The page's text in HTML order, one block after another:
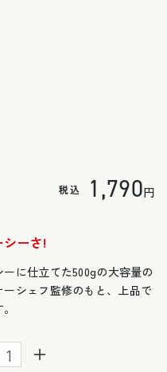
税込
通
価
格
1,790円
ーさ!
に仕立てた500gの大容量の
シェフ監修のもと、上品で
極